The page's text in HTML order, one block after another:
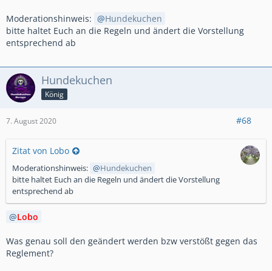
Moderationshinweis:
Hundekuchen
bitte haltet Euch an die Regeln und ändert die Vorstellung
entsprechend ab
Hundekuchen
König
7. August 2020 #68
Zitat von Lobo
Moderationshinweis:
Hundekuchen
bitte haltet Euch an die Regeln und ändert die Vorstellung
entsprechend ab
Lobo
Was genau soll den geändert werden bzw verstößt gegen das
Reglement?